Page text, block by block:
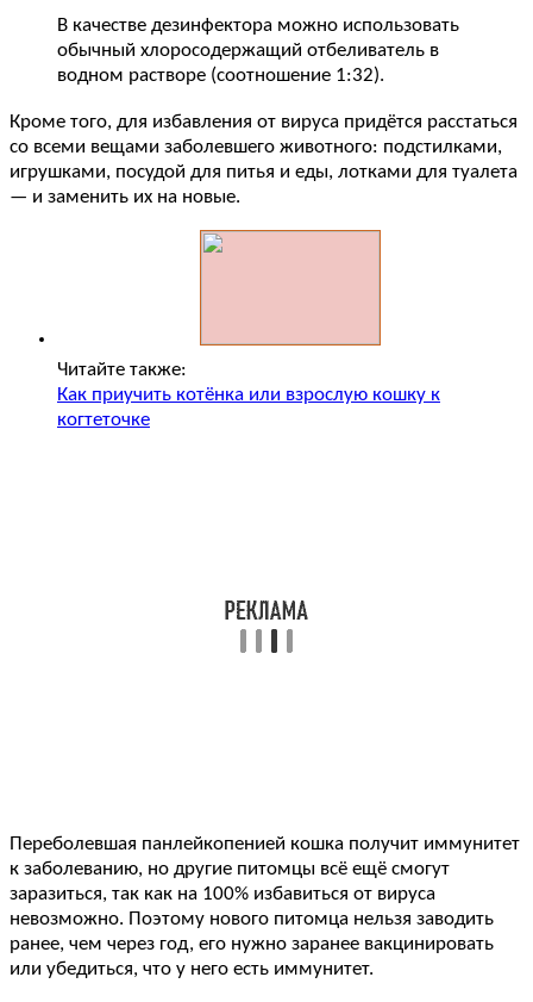
В качестве дезинфектора можно использовать
обычный хлоросодержащий отбеливатель в
водном растворе (соотношение 1:32).
Кроме того, для избавления от вируса придётся расстаться
со всеми вещами заболевшего животного: подстилками,
игрушками, посудой для питья и еды, лотками для туалета
— и заменить их на новые.
Читайте также:
Как приучить котёнка или взрослую кошку к
когтеточке
Переболевшая панлейкопенией кошка получит иммунитет
к заболеванию, но другие питомцы всё ещё смогут
заразиться, так как на 100% избавиться от вируса
невозможно. Поэтому нового питомца нельзя заводить
ранее, чем через год, его нужно заранее вакцинировать
или убедиться, что у него есть иммунитет.